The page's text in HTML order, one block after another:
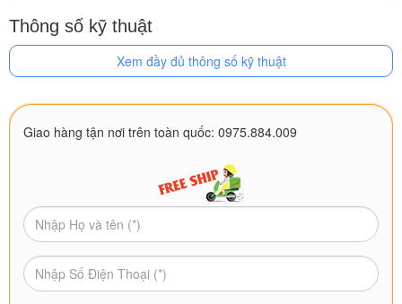
Thông số kỹ thuật
Xem đầy đủ thông số kỹ thuật
Giao hàng tận nơi trên toàn quốc: 0975.884.009